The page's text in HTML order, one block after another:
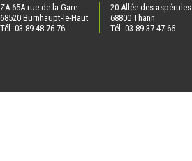
ZA 65A rue de la Gare
68520 Burnhaupt-le-Haut
Tél. 03 89 48 76 76
20 Allée des aspérules
68800 Thann
Tél. 03 89 37 47 66